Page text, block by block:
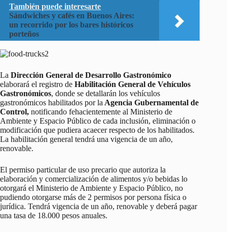
También puede interesarte
Sándwiches y cafés en Buenos Aires:
un recorrido por los bares históricos
porteños
La Dirección General de Desarrollo Gastronómico
elaborará el registro de Habilitación General de Vehículos
Gastronómicos, donde se detallarán los vehículos
gastronómicos habilitados por laAgencia Gubernamental de
Control, notificando fehacientemente al Ministerio de
Ambiente y Espacio Público de cada inclusión, eliminación o
modificación que pudiera acaecer respecto de los habilitados.
La habilitación general tendrá una vigencia de un año,
renovable.
El permiso particular de uso precario que autoriza la
elaboración y comercialización de alimentos y/o bebidas lo
otorgará el Ministerio de Ambiente y Espacio Público, no
pudiendo otorgarse más de 2 permisos por persona física o
jurídica. Tendrá vigencia de un año, renovable y deberá pagar
una tasa de 18.000 pesos anuales.